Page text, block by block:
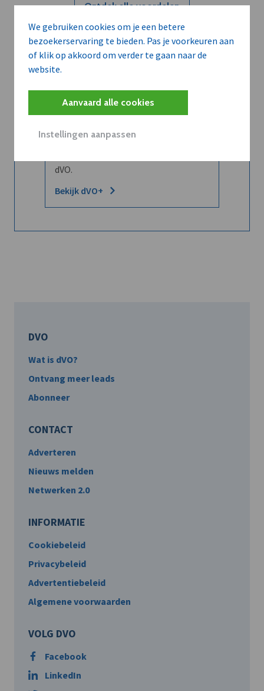
We gebruiken cookies om je een betere
bezoekerservaring te bieden. Pas je voorkeuren aan
of klik op akkoord om verder te gaan naar de
website.
Aanvaard alle cookies
Instellingen aanpassen
Ontdek alle voordelen
Abboneer
Wilt u niet enkel de dVO community
leren kennen maar dat men u ook
Word dVO Member voor €72/mnd en
dVO.
Bekijk dVO+
DVO
Wat is dVO?
Ontvang meer leads
Abonneer
CONTACT
Adverteren
Nieuws melden
Netwerken 2.0
INFORMATIE
Cookiebeleid
Privacybeleid
Advertentiebeleid
Algemene voorwaarden
VOLG DVO
Facebook
LinkedIn